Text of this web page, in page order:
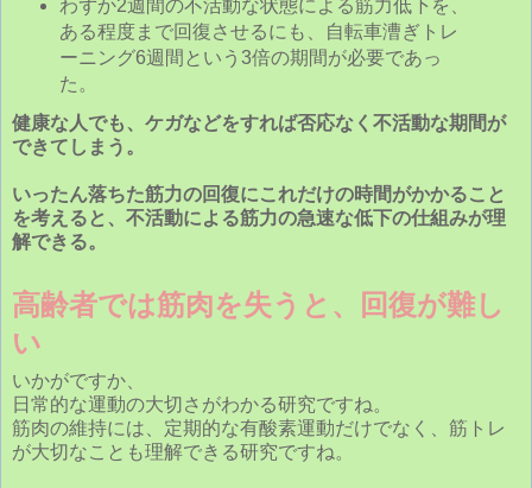
わずか2週間の不活動な状態による筋力低下を、
ある程度まで回復させるにも、自転車漕ぎトレ
ーニング6週間という3倍の期間が必要であっ
た。
健康な人でも、ケガなどをすれば否応なく不活動な期間が
できてしまう。
いったん落ちた筋力の回復にこれだけの時間がかかること
を考えると、不活動による筋力の急速な低下の仕組みが理
解できる。
高齢者では筋肉を失うと、回復が難し
い
いかがですか、
日常的な運動の大切さがわかる研究ですね。
筋肉の維持には、定期的な有酸素運動だけでなく、筋トレ
が大切なことも理解できる研究ですね。